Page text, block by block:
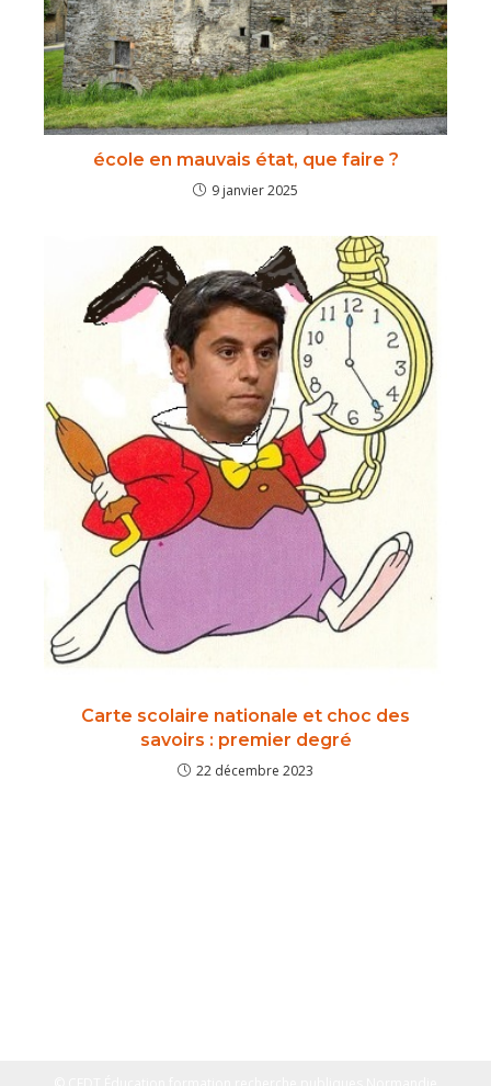
école en mauvais état, que faire ?
9 janvier 2025
Carte scolaire nationale et choc des
savoirs : premier degré
22 décembre 2023